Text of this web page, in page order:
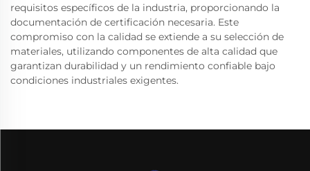
requisitos específicos de la industria, proporcionando la
documentación de certificación necesaria. Este
compromiso con la calidad se extiende a su selección de
materiales, utilizando componentes de alta calidad que
garantizan durabilidad y un rendimiento confiable bajo
condiciones industriales exigentes.